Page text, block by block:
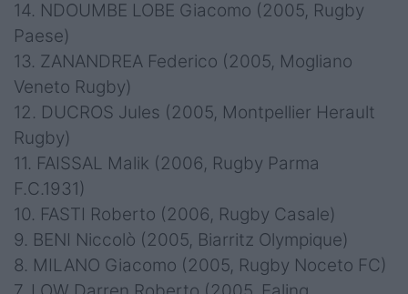
14. NDOUMBE LOBE Giacomo (2005, Rugby
Paese)
13. ZANANDREA Federico (2005, Mogliano
Veneto Rugby)
12. DUCROS Jules (2005, Montpellier Herault
Rugby)
11. FAISSAL Malik (2006, Rugby Parma
F.C.1931)
10. FASTI Roberto (2006, Rugby Casale)
9. BENI Niccolò (2005, Biarritz Olympique)
8. MILANO Giacomo (2005, Rugby Noceto FC)